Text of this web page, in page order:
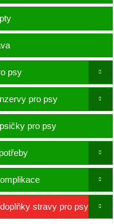
psy
pro psy
pro psy
stravy pro psy